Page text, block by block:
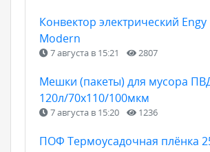
Конвектор электрический Engy
Modern
7 августа в 15:21 2807
Мешки (пакеты) для мусора
120л/70х110/100мкм
7 августа в 15:20 1236
ПОФ Термоусадочная плёнка